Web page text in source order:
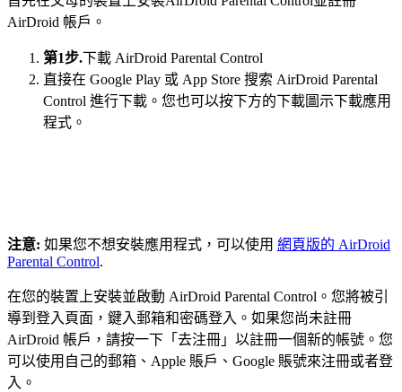
AirDroid 帳戶。
第1步.下載 AirDroid Parental Control
直接在 Google Play 或 App Store 搜索 AirDroid Parental
Control 進行下載。您也可以按下方的下載圖示下載應用
程式。
注意: 如果您不想安裝應用程式，可以使用 網頁版的 AirDroid
Parental Control.
在您的裝置上安裝並啟動 AirDroid Parental Control。您將被引
導到登入頁面，鍵入郵箱和密碼登入。如果您尚未註冊
AirDroid 帳戶，請按一下「去注冊」以註冊一個新的帳號。您
可以使用自己的郵箱、Apple 賬戶、Google 賬號來注冊或者登
入。